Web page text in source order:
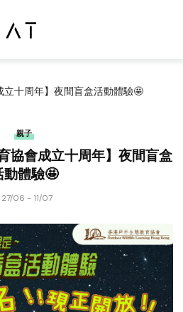
立十周年】夜間盲盒活動體驗🤩
親子
協會成立十周年】夜間盲盒
動體驗🤩
27/06 - 11/07